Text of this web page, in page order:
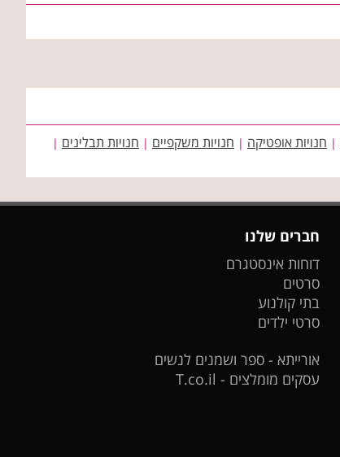
| חנויות אופטיקה | חנויות משקפיים | חנויות תבלינים |
חברים שלנו
דוחות אינסטגרם
סרטים
בתי קולנוע
סרטי ילדים
אורייתא - ספר ושמנים לנשים
עסקים מומלצים - T.co.il